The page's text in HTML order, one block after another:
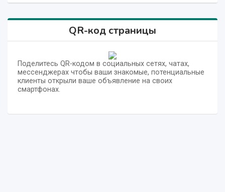
QR-код страницы
Поделитесь QR-кодом в социальных сетях, чатах,
мессенджерах чтобы ваши знакомые, потенциальные
клиенты открыли ваше объявление на своих
смартфонах.